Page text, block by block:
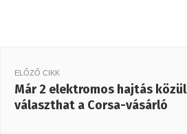
ELŐZŐ CIKK
Már 2 elektromos hajtás közül
választhat a Corsa-vásárló